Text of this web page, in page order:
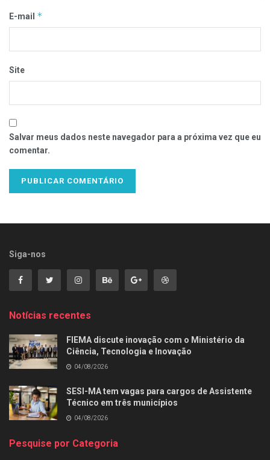
E-mail *
Site
Salvar meus dados neste navegador para a próxima vez que eu
comentar.
Siga-nos
Notícias recentes
FIEMA discute inovação com o Ministério da
Ciência, Tecnologia e Inovação
04/08/2026
SESI-MA tem vagas para cargos de Assistente
Técnico em três municípios
04/08/2026
Pesquise por Categoria